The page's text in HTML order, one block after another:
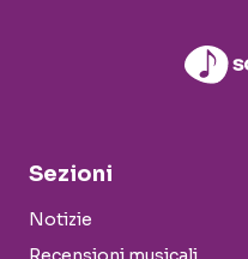
Sezioni
Notizie